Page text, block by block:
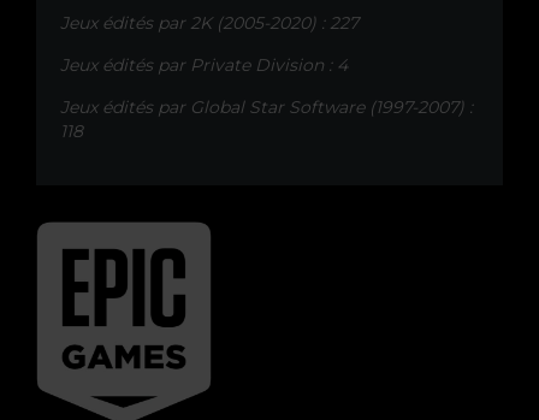
Jeux édités par 2K (2005-2020) : 227
Jeux édités par Private Division : 4
Jeux édités par Global Star Software (1997-2007) :
118